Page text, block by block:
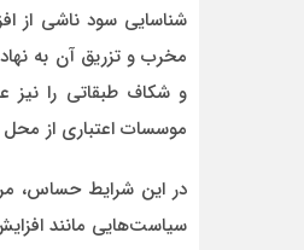
شناسایی سود ناشی از
مخرب و تزریق آن به
و شکاف طبقاتی را نیز
موسسات اعتباری از محل
در این شرایط حساس،
سیاست‌هایی مانند